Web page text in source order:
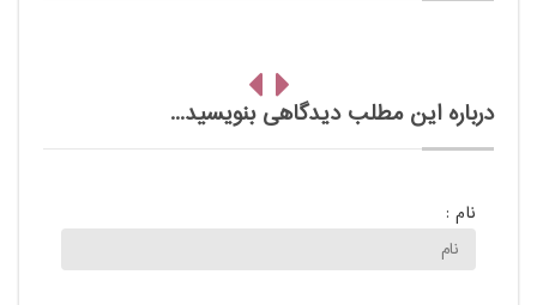
درباره این مطلب دیدگاهی بنویسید...
نام :